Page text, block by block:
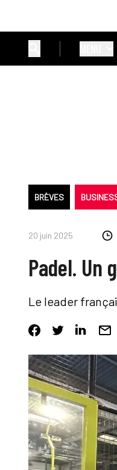
BRÈVES
20 juin 2025
Padel. Un
Le leader